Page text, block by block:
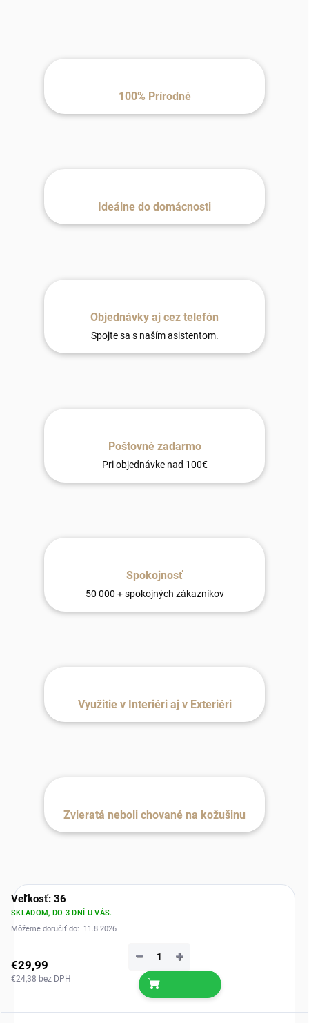
100% Prírodné
Ideálne do domácnosti
Objednávky aj cez telefón
Spojte sa s naším asistentom.
Poštovné zadarmo
Pri objednávke nad 100€
Spokojnosť
50 000 + spokojných zákazníkov
Využitie v Interiéri aj v Exteriéri
Zvieratá neboli chované na kožušinu
Veľkosť: 36
SKLADOM, DO 3 DNÍ U VÁS.
Môžeme doručiť do:
11.8.2026
€29,99
€24,38 bez DPH
+
−